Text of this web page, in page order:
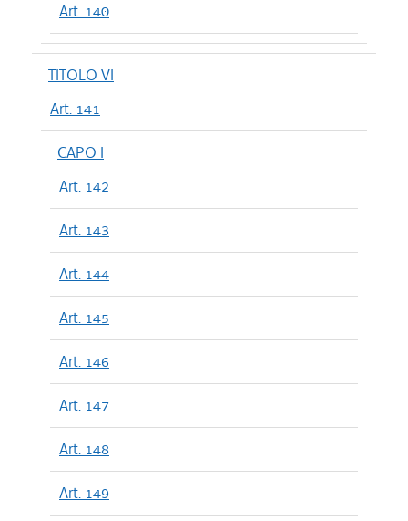
Art. 140
TITOLO VI
Art. 141
CAPO I
Art. 142
Art. 143
Art. 144
Art. 145
Art. 146
Art. 147
Art. 148
Art. 149